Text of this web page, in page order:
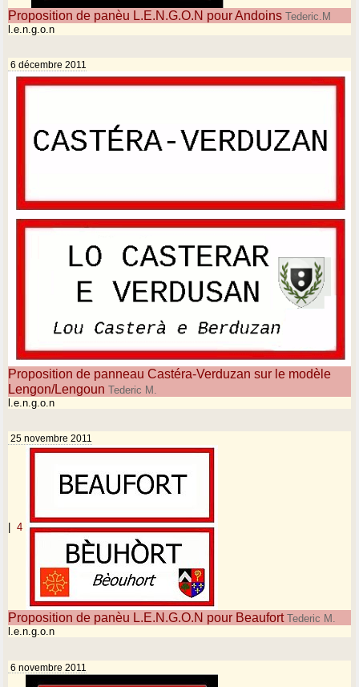
Proposition de panèu L.E.N.G.O.N pour Andoins Tederic.M
l.e.n.g.o.n
6 décembre 2011
Proposition de panneau Castéra-Verduzan sur le modèle
Lengon/Lengoun Tederic M.
l.e.n.g.o.n
25 novembre 2011
4
Proposition de panèu L.E.N.G.O.N pour BeaufortTederic M.
l.e.n.g.o.n
6 novembre 2011